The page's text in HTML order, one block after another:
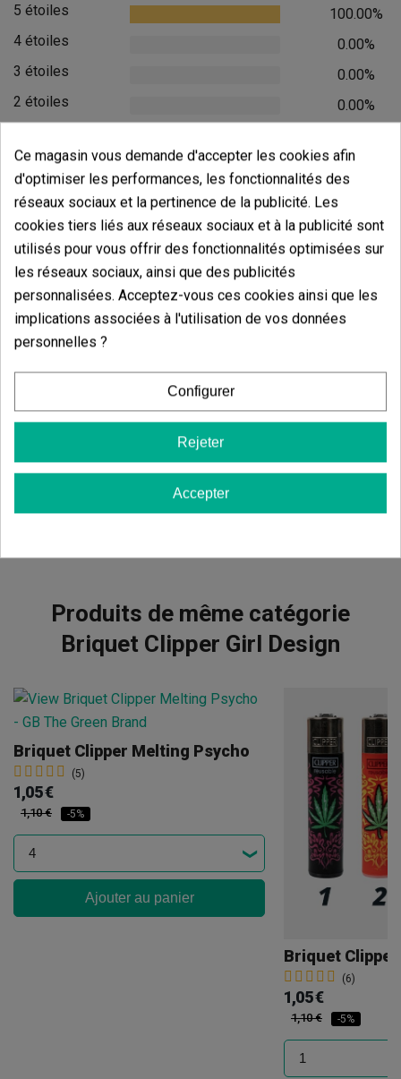
5 étoiles
100.00%
4 étoiles
0.00%
3 étoiles
0.00%
2 étoiles
0.00%
Écrivez votre commentaire
5de5
4 Valorisations globales
Trier par:
Commentaires sur
Design
Il n'y a pas d'avis dans votre langue, vérifiez-les tous en
cliquant sur « avis dans d'autres langues ».
Produits de même catégorie
Briquet Clipper Girl Design
Briquet Clipper Melting Psycho
(5)
1,05 €
1,10 € -5%
Ajouter au panier
Briquet Clipper
(6)
1,05 €
1,10 € -5%
Ce magasin vous demande d'accepter les cookies afin
d'optimiser les performances, les fonctionnalités des
réseaux sociaux et la pertinence de la publicité. Les
cookies tiers liés aux réseaux sociaux et à la publicité sont
utilisés pour vous offrir des fonctionnalités optimisées sur
les réseaux sociaux, ainsi que des publicités
personnalisées. Acceptez-vous ces cookies ainsi que les
implications associées à l'utilisation de vos données
personnelles ?
Configurer
Rejeter
Accepter